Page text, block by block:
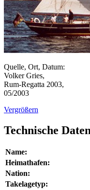
Quelle, Ort, Datum:
Volker Gries,
Rum-Regatta 2003,
05/2003
Vergrößern
Technische
Name:
Heimathafen:
Nation:
Takelagetyp: